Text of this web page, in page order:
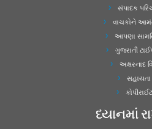
સંપાદક
વાચકોને
આપણા
ગુજરાતી
અક્ષરનાદ
સહાયતા
કોપીરાઈટ
ધ્યાનમાં